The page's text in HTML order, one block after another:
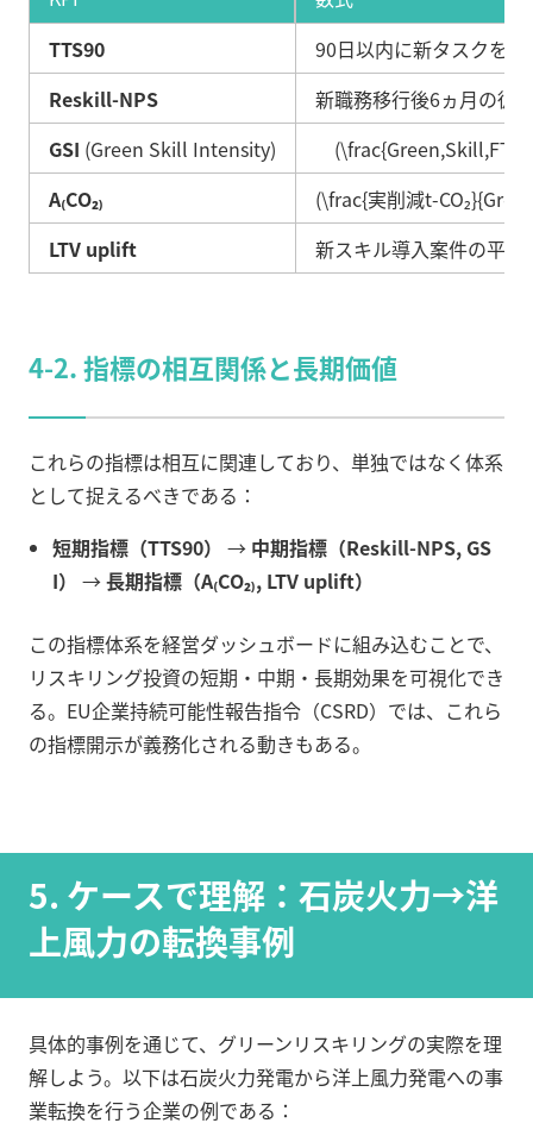
TTS90
90日以内に新タスクを
Reskill-NPS
新職務移行後6ヵ月の従
GSI (Green Skill Intensity)
A₍CO₂₎
(\frac{実削減t-
LTV uplift
新スキル導入案件の平均
4-2. 指標の相互関係と長期価値
これらの指標は相互に関連しており、単独ではなく体系
として捉えるべきである：
短期指標（TTS90） → 中期指標（Reskill-NPS, GS
I） →長期指標（A₍CO₂₎, LTV uplift）
この指標体系を経営ダッシュボードに組み込むことで、
リスキリング投資の短期・中期・長期効果を可視化でき
る。EU企業持続可能性報告指令（CSRD）では、これら
の指標開示が義務化される動きもある。
5. ケースで理解：石炭火力→洋
上風力の転換事例
具体的事例を通じて、グリーンリスキリングの実際を理
解しよう。以下は石炭火力発電から洋上風力発電への事
業転換を行う企業の例である：